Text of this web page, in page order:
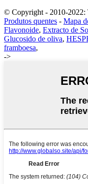
© Copyright - 2010-2022:
Produtos quentes - Mapa
Flavonoide, Extracto de
Glucosido de oliva,
framboesa,
->